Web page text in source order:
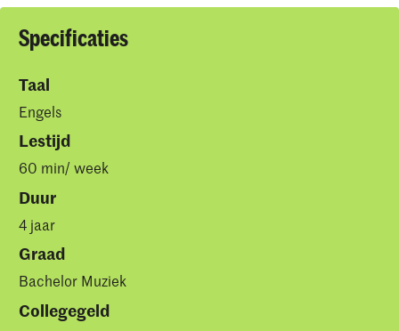
Specificaties
Taal
Engels
Lestijd
60 min/ week
Duur
4 jaar
Graad
Bachelor Muziek
Collegegeld